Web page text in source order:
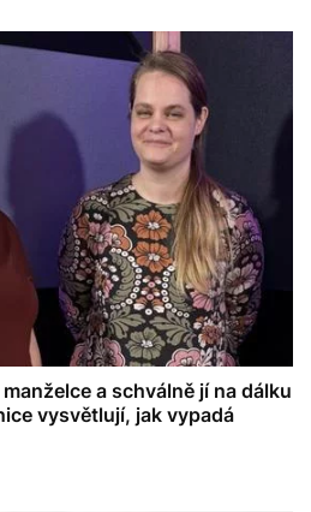
a schválně jí na dálku
vysvětlují, jak vypadá